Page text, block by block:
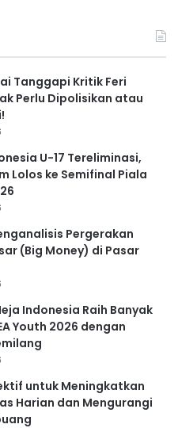
Tanggapi Kritik Feri
Perlu Dipolisikan atau
U-17 Tereliminasi,
Lolos ke Semifinal Piala
Pergerakan
(Big Money) di Pasar
Indonesia Raih Banyak
Youth 2026 dengan
untuk Meningkatkan
Harian dan Mengurangi